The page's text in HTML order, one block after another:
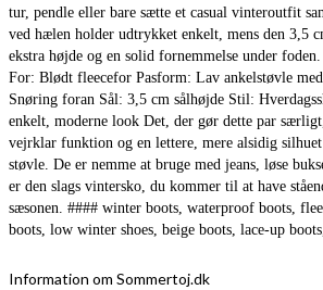
tur, pendle eller bare sætte et casual vinteroutfit
ved hælen holder udtrykket enkelt, mens den 3,5
ekstra højde og en solid fornemmelse under
For: Blødt fleecefor Pasform: Lav ankelstøvle
Snøring foran Sål: 3,5 cm sålhøjde Stil:
enkelt, moderne look Det, der gør dette par
vejrklar funktion og en lettere, mere alsidig
støvle. De er nemme at bruge med jeans, løse
er den slags vintersko, du kommer til at have
sæsonen. #### winter boots, waterproof boots,
boots, low winter shoes, beige boots, lace-up
Information om Sommertoj.dk